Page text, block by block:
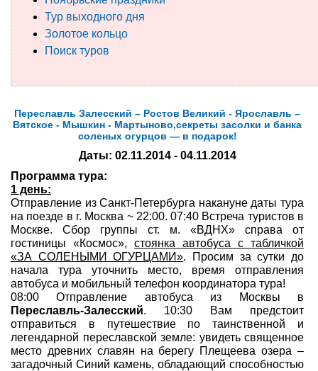
Туры по России
Автобусные туры
Туры на пароме
Авиабилеты
Туристическая страховка
Услуги
О компании
Отзывы
Тур выходного дня
Золотое кольцо
Поиск туров
Переславль Залесский – Ростов Великий - Ярославль –
Вятское - Мышкин - Мартыново,секреты засолки и банка
соленых огурцов — в подарок!
Даты: 02.11.2014 - 04.11.2014
Программа тура:
1 день:
Отправление из Санкт-Петербурга накануне даты тура
на поезде в г. Москва ~ 22:00. 07:40 Встреча туристов в
Москве. Сбор группы ст. м. «ВДНХ» справа от
гостиницы «Космос», стоянка автобуса с табличкой
«ЗА СОЛЕНЫМИ ОГУРЦАМИ». Просим за сутки до
начала тура уточнить место, время отправления
автобуса и мобильный телефон координатора тура!
08:00 Отправление автобуса из Москвы в
Переславль-Залесский. 10:30 Вам предстоит
отправиться в путешествие по таинственной и
легендарной переславской земле: увидеть священное
место древних славян на берегу Плещеева озера –
загадочный Синий камень, обладающий способностью